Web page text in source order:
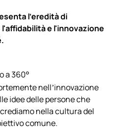
l'eredità di
e l'innovazione
a 360°
nell’innovazione
idee delle persone che
nella cultura del
comune.